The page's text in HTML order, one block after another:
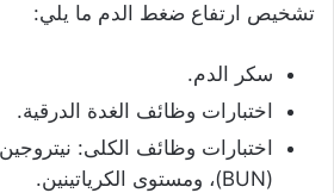
تشخيص ارتفاع ضغط الدم ما يلي:
سكر الدم.
اختبارات وظائف الغدة الدرقية.
اختبارات وظائف الكلى:
(BUN)، ومستوى الكرياتينين.